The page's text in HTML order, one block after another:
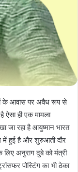
के आवास पर अवैध रूप से
ऐसा ही एक मामला
जा रहा है आयुष्मान भारत
में हुई है और शुरुआती दौर
अनुराग दुबे को मंत्री
पोस्टिंग का भी ठेका